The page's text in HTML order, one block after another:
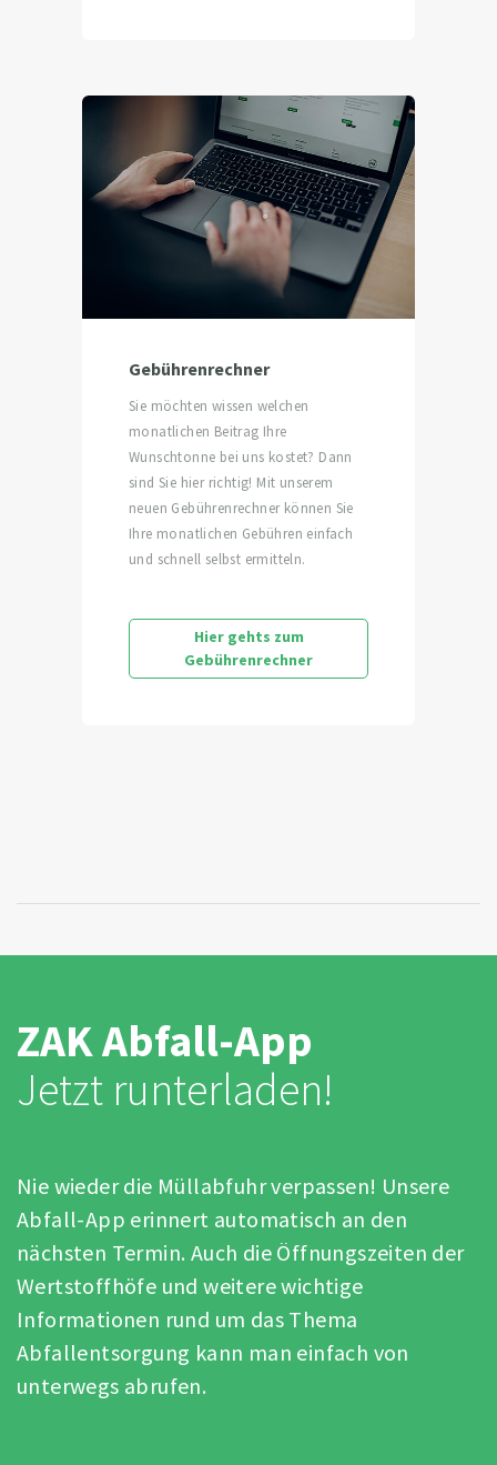
Gebührenrechner
Sie möchten wissen welchen
monatlichen Beitrag Ihre
Wunschtonne bei uns kostet? Dann
sind Sie hier richtig! Mit unserem
neuen Gebührenrechner können Sie
Ihre monatlichen Gebühren einfach
und schnell selbst ermitteln.
Hier gehts zum
Gebührenrechner
ZAK Abfall-App
Jetzt runterladen!
Nie wieder die Müllabfuhr verpassen! Unsere
Abfall-App erinnert automatisch an den
nächsten Termin. Auch die Öffnungszeiten der
Wertstoffhöfe und weitere wichtige
Informationen rund um das Thema
Abfallentsorgung kann man einfach von
unterwegs abrufen.